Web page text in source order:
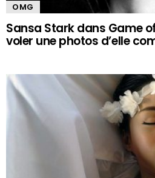
OMG
Sansa Stark dans Game
voler une photos d’elle